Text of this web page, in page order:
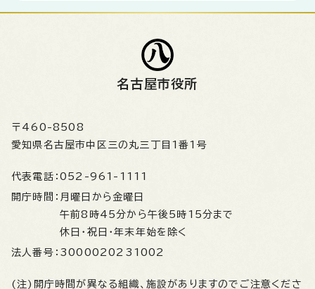
名古屋市役所
〒460-8508
愛知県名古屋市中区三の丸三丁目1番1号
代表電話： 052-961-1111
開庁時間： 月曜日から金曜日
午前8時45分から午後5時15分まで
休日・祝日・年末年始を除く
法人番号： 3000020231002
(注)開庁時間が異なる組織、施設がありますのでご注意くださ